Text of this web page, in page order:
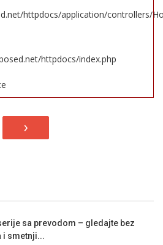
httpdocs/application/controllers/
httpdocs/index.php
›
sa prevodom – gledajte bez
i smetnji...